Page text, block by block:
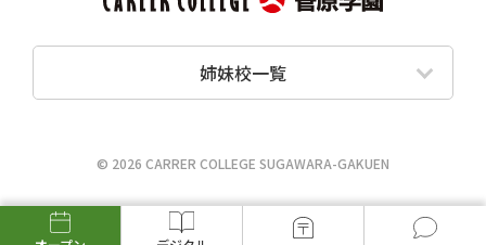
姉妹校一覧
© 2026 CARRER COLLEGE SUGAWARA-GAKUEN